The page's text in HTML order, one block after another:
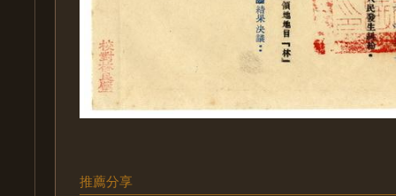
推薦分享